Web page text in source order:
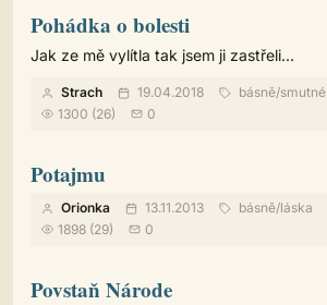
Pohádka o bolesti
Jak ze mě vylítla tak jsem ji zastřeli...
Strach 19.04.2018 básně/smutné
1300 (26)
0
Potajmu
Orionka 13.11.2013 básně/láska
1898 (29)
0
Povstaň Národe